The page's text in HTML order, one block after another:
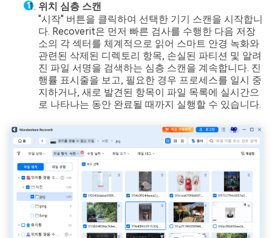
위치 심층 스캔
"시작" 버튼을 클릭하여 선택한 기기 스캔을 시작합니
다. Recoverit은 먼저 빠른 검사를 수행한 다음 저장
소의 각 섹터를 체계적으로 읽어 스마트 안경 녹화와
관련된 삭제된 디렉토리 항목, 손실된 파티션 및 알려
진 파일 서명을 검색하는 심층 스캔을 계속합니다. 진
행률 표시줄을 보고, 필요한 경우 프로세스를 일시 중
지하거나, 새로 발견된 항목이 파일 목록에 실시간으
로 나타나는 동안 완료될 때까지 실행할 수 있습니다.